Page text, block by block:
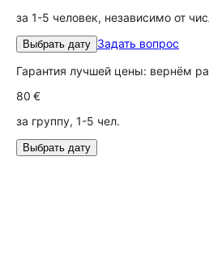
за 1-5 человек, независимо от
Выбрать дату Задать вопрос
Гарантия лучшей цены: вернём
80 €
за группу, 1-5 чел.
Выбрать дату